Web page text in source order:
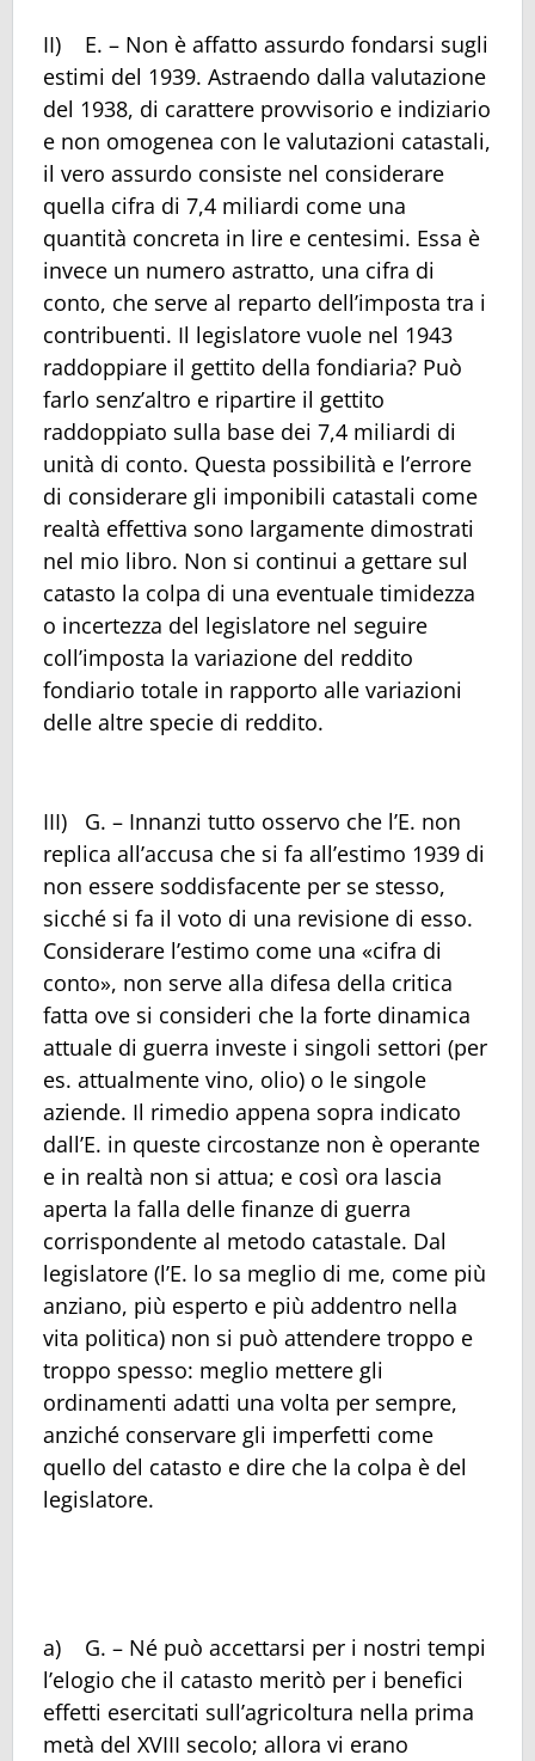
II) E. – Non è affatto assurdo fondarsi sugli
estimi del 1939. Astraendo dalla valutazione
del 1938, di carattere provvisorio e indiziario
e non omogenea con le valutazioni catastali,
il vero assurdo consiste nel considerare
quella cifra di 7,4 miliardi come una
quantità concreta in lire e centesimi. Essa è
invece un numero astratto, una cifra di
conto, che serve al reparto dell’imposta tra i
contribuenti. Il legislatore vuole nel 1943
raddoppiare il gettito della fondiaria? Può
farlo senz’altro e ripartire il gettito
raddoppiato sulla base dei 7,4 miliardi di
unità di conto. Questa possibilità e l’errore
di considerare gli imponibili catastali come
realtà effettiva sono largamente dimostrati
nel mio libro. Non si continui a gettare sul
catasto la colpa di una eventuale timidezza
o incertezza del legislatore nel seguire
coll’imposta la variazione del reddito
fondiario totale in rapporto alle variazioni
delle altre specie di reddito.
III) G. – Innanzi tutto osservo che l’E. non
replica all’accusa che si fa all’estimo 1939 di
non essere soddisfacente per se stesso,
sicché si fa il voto di una revisione di esso.
Considerare l’estimo come una «cifra di
conto», non serve alla difesa della critica
fatta ove si consideri che la forte dinamica
attuale di guerra investe i singoli settori (per
es. attualmente vino, olio) o le singole
aziende. Il rimedio appena sopra indicato
dall’E. in queste circostanze non è operante
e in realtà non si attua; e così ora lascia
aperta la falla delle finanze di guerra
corrispondente al metodo catastale. Dal
legislatore (l’E. lo sa meglio di me, come più
anziano, più esperto e più addentro nella
vita politica) non si può attendere troppo e
troppo spesso: meglio mettere gli
ordinamenti adatti una volta per sempre,
anziché conservare gli imperfetti come
quello del catasto e dire che la colpa è del
legislatore.
a) G. – Né può accettarsi per i nostri tempi
l’elogio che il catasto meritò per i benefici
effetti esercitati sull’agricoltura nella prima
metà del XVIII secolo; allora vi erano